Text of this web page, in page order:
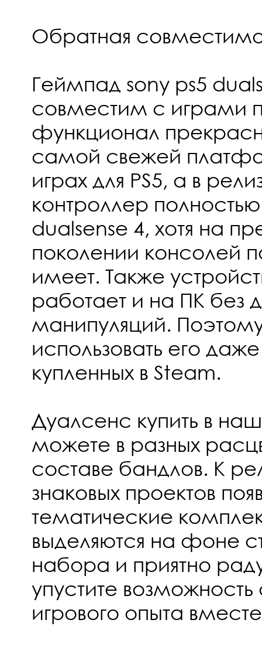
Обратная
Геймпад sony ps5
совместим с играми
функционал
самой свежей
играх для PS5, а в
контроллер
dualsense 4, хотя на
поколении консолей
имеет. Также
работает и на ПК без
манипуляций.
использовать его
купленных в Steam.
Дуалсенс купить в
можете в разных
составе бандлов. К
знаковых проектов
тематические
выделяются на фоне
набора и приятно
упустите возможность
игрового опыта